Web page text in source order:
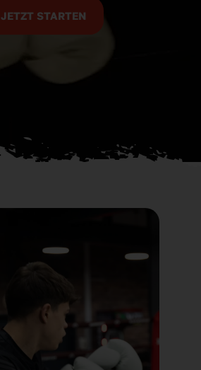
JETZT STARTEN